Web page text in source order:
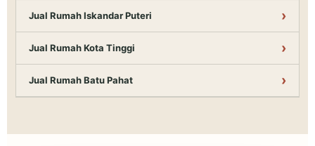
Jual Rumah Iskandar Puteri
Jual Rumah Kota Tinggi
Jual Rumah Batu Pahat